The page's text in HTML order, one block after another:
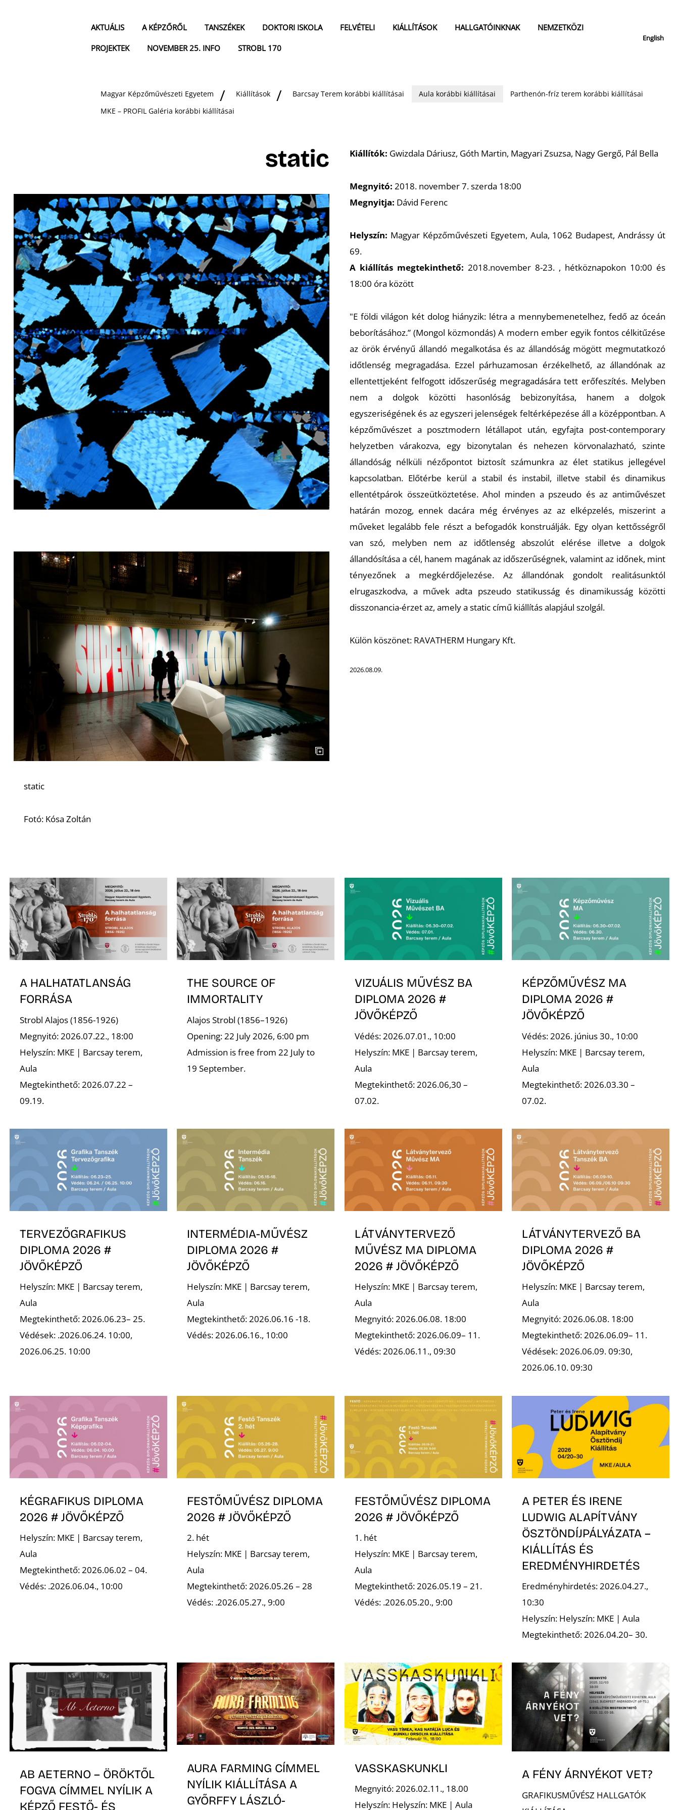
AKTUÁLIS A KÉPZŐRŐL TANSZÉKEK DOKTORI ISKOLA FELVÉTELI KIÁLLÍTÁSOK HALLGATÓINKNAK
NEMZETKÖZI
PROJEKTEK
NOVEMBER 25. INFO STROBL 170
English
Magyar Képzőművészeti Egyetem Kiállítások Barcsay Terem korábbi kiállításai Aula korábbi kiállításai
Parthenón-fríz terem korábbi kiállításai
MKE – PROFIL Galéria korábbi kiállításai
static
static
Fotó: Kósa Zoltán
Kiállítók: Gwizdala Dáriusz, Góth Martin, Magyari Zsuzsa, Nagy Gergő, Pál Bella
Megnyitó: 2018. november 7. szerda 18:00
Megnyitja: Dávid Ferenc
Helyszín: Magyar Képzőművészeti Egyetem, Aula, 1062 Budapest, Andrássy út
69.
A kiállítás megtekinthető: 2018.november 8-23. , hétköznapokon 10:00 és
18:00 óra között
"E földi világon két dolog hiányzik: létra a mennybemenetelhez, fedő az óceán
beborításához.” (Mongol közmondás) A modern ember egyik fontos célkitűzése
az örök érvényű állandó megalkotása és az állandóság mögött megmutatkozó
időtlenség megragadása. Ezzel párhuzamosan érzékelhető, az állandónak az
ellentettjeként felfogott időszerűség megragadására tett erőfeszítés. Melyben
nem a dolgok közötti hasonlóság bebizonyítása, hanem a dolgok
egyszeriségének és az egyszeri jelenségek feltérképezése áll a középpontban. A
képzőművészet a posztmodern létállapot után, egyfajta post-contemporary
helyzetben várakozva, egy bizonytalan és nehezen körvonalazható, szinte
állandóság nélküli nézőpontot biztosít számunkra az élet statikus jellegével
kapcsolatban. Előtérbe kerül a stabil és instabil, illetve stabil és dinamikus
ellentétpárok összeütköztetése. Ahol minden a pszeudo és az antiművészet
határán mozog, ennek dacára még érvényes az az elképzelés, miszerint a
műveket legalább fele részt a befogadók konstruálják. Egy olyan kettősségről
van szó, melyben nem az időtlenség abszolút elérése illetve a dolgok
állandósítása a cél, hanem magának az időszerűségnek, valamint az időnek, mint
tényezőnek a megkérdőjelezése. Az állandónak gondolt realitásunktól
elrugaszkodva, a művek adta pszeudo statikusság és dinamikusság közötti
disszonancia-érzet az, amely a static című kiállítás alapjául szolgál.
Külön köszönet: RAVATHERM Hungary Kft.
2026.08.09.
A HALHATATLANSÁG
FORRÁSA
Strobl Alajos (1856-1926)
Megnyitó: 2026.07.22., 18:00
Helyszín: MKE | Barcsay terem,
Aula
Megtekinthető: 2026.07.22 –
09.19.
THE SOURCE OF
IMMORTALITY
Alajos Strobl (1856–1926)
Opening: 22 July 2026, 6:00 pm
Admission is free from 22 July to
19 September.
VIZUÁLIS MŰVÉSZ BA
DIPLOMA 2026 #
JÖVŐKÉPZŐ
Védés: 2026.07.01., 10:00
Helyszín: MKE | Barcsay terem,
Aula
Megtekinthető: 2026.06,30 –
07.02.
KÉPZŐMŰVÉSZ MA
DIPLOMA 2026 #
JÖVŐKÉPZŐ
Védés: 2026. június 30., 10:00
Helyszín: MKE | Barcsay terem,
Aula
Megtekinthető: 2026.03.30 –
07.02.
TERVEZŐGRAFIKUS
DIPLOMA 2026 #
JÖVŐKÉPZŐ
Helyszín: MKE | Barcsay terem,
Aula
Megtekinthető: 2026.06.23– 25.
Védések: .2026.06.24. 10:00,
2026.06.25. 10:00
INTERMÉDIA-MŰVÉSZ
DIPLOMA 2026 #
JÖVŐKÉPZŐ
Helyszín: MKE | Barcsay terem,
Aula
Megtekinthető: 2026.06.16 -18.
Védés: 2026.06.16., 10:00
LÁTVÁNYTERVEZŐ
MŰVÉSZ MA DIPLOMA
2026 # JÖVŐKÉPZŐ
Helyszín: MKE | Barcsay terem,
Aula
Megnyitó: 2026.06.08. 18:00
Megtekinthető: 2026.06.09– 11.
Védés: 2026.06.11., 09:30
LÁTVÁNYTERVEZŐ BA
DIPLOMA 2026 #
JÖVŐKÉPZŐ
Helyszín: MKE | Barcsay terem,
Aula
Megnyitó: 2026.06.08. 18:00
Megtekinthető: 2026.06.09– 11.
Védések: 2026.06.09. 09:30,
2026.06.10. 09:30
KÉGRAFIKUS DIPLOMA
2026 # JÖVŐKÉPZŐ
Helyszín: MKE | Barcsay terem,
Aula
Megtekinthető: 2026.06.02 – 04.
Védés: .2026.06.04., 10:00
FESTŐMŰVÉSZ DIPLOMA
2026 # JÖVŐKÉPZŐ
2. hét
Helyszín: MKE | Barcsay terem,
Aula
Megtekinthető: 2026.05.26 – 28
Védés: .2026.05.27., 9:00
FESTŐMŰVÉSZ DIPLOMA
2026 # JÖVŐKÉPZŐ
1. hét
Helyszín: MKE | Barcsay terem,
Aula
Megtekinthető: 2026.05.19 – 21.
Védés: .2026.05.20., 9:00
A PETER ÉS IRENE
LUDWIG ALAPÍTVÁNY
ÖSZTÖNDÍJPÁLYÁZATA –
KIÁLLÍTÁS ÉS
EREDMÉNYHIRDETÉS
Eredményhirdetés: 2026.04.27.,
10:30
Helyszín: Helyszín: MKE | Aula
Megtekinthető: 2026.04.20– 30.
AB AETERNO – ÖRÖKTŐL
FOGVA CÍMMEL NYÍLIK A
KÉPZŐ FESTŐ- ÉS
AURA FARMING CÍMMEL
NYÍLIK KIÁLLÍTÁSA A
GYŐRFFY LÁSZLÓ-
VASSKASKUNKLI
Megnyitó: 2026.02.11., 18.00
Helyszín: Helyszín: MKE | Aula
A FÉNY ÁRNYÉKOT VET?
GRAFIKUSMŰVÉSZ HALLGATÓK